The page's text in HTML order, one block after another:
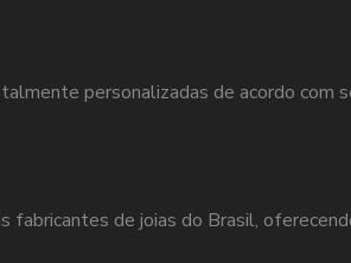
personalizadas de acordo com
fabricantes de joias do Brasil,